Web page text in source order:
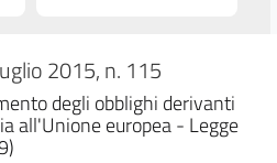
2015, n. 115
degli obblighi derivanti
all'Unione europea - Legge